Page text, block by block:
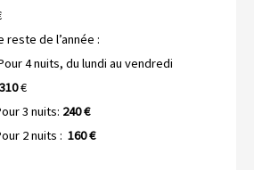
reste de l’année :
4 nuits, du lundi au vendredi
310€
3 nuits: 240 €
2 nuits : 160 €